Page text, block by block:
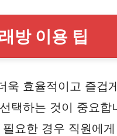
방 이용 팁
욱 효율적이고 즐겁
택하는 것이 중요
요한 경우 직원에